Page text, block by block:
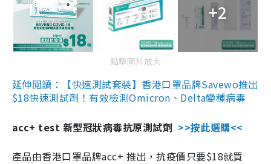
+2
點擊圖片放大
延伸閱讀：【快速測試套裝】香港口罩品牌Savewo推出
$18快速測試劑！有效檢測Omicron、Delta變種病毒
acc+ test 新型冠狀病毒抗原測試劑 >>按此選購<<
產品由香港口罩品牌acc+ 推出，抗疫價只要$18就買